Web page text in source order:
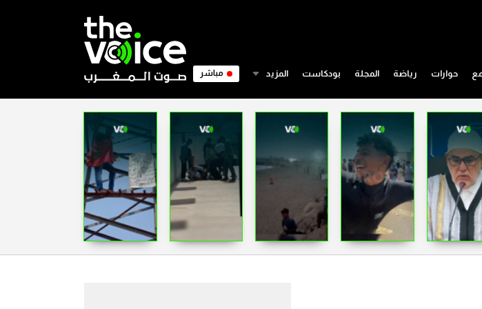
حوارات رياضة المجلة بودكاست المزيد مباشر